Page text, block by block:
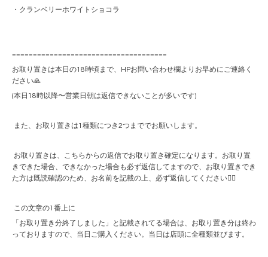
・クランベリーホワイトショコラ
=====================================
お取り置きは本日の18時頃まで、HPお問い合わせ欄よりお早めにご連絡く
ださい🙏
(本日18時以降〜営業日朝は返信できないことが多いです)
また、お取り置きは1種類につき2つまででお願いします。
お取り置きは、こちらからの返信でお取り置き確定になります。お取り置
きできた場合、できなかった場合も必ず返信してますので、お取り置きでき
た方は既読確認のため、お名前を記載の上、必ず返信してください🙇‍♀️
この文章の1番上に
「お取り置き分終了しました」と記載されてる場合は、お取り置き分は終わ
っておりますので、当日ご購入ください。当日は店頭に全種類並びます。